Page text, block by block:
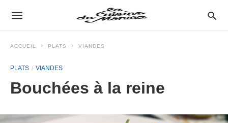
ACCUEIL PLATS VIANDES
PLATS VIANDES
Bouchées à la reine